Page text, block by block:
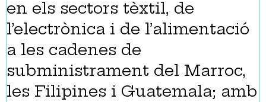
en els sectors tèxtil, de
l’electrònica i de l’alimentació
a les cadenes de
subministrament del Marroc,
les Filipines i Guatemala; amb